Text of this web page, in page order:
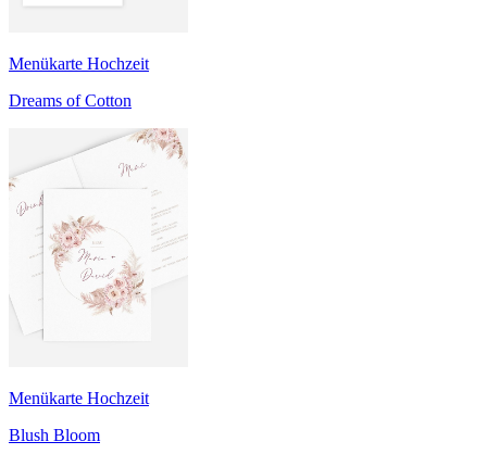
Menükarte Hochzeit
Dreams of Cotton
Menükarte Hochzeit
Blush Bloom